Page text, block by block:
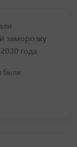
заморозку
года
были